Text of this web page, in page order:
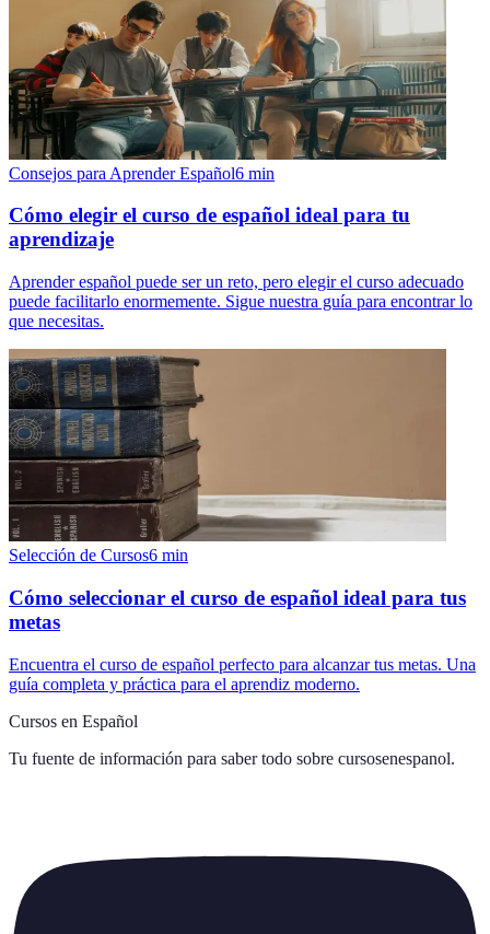
Consejos para Aprender Español6 min
Cómo elegir el curso de español ideal para tu
aprendizaje
Aprender español puede ser un reto, pero elegir el curso adecuado
puede facilitarlo enormemente. Sigue nuestra guía para encontrar lo
que necesitas.
Selección de Cursos6 min
Cómo seleccionar el curso de español ideal para tus
metas
Encuentra el curso de español perfecto para alcanzar tus metas. Una
guía completa y práctica para el aprendiz moderno.
Cursos en Español
Tu fuente de información para saber todo sobre cursosenespanol.